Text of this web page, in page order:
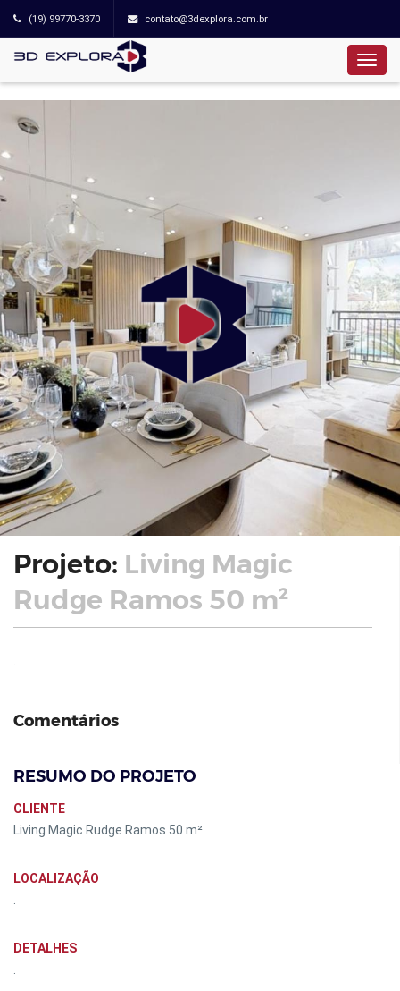
(19) 99770-3370 contato@3dexplora.com.br
Projeto: Living Magic
Rudge Ramos 50 m²
Comentários
RESUMO DO PROJETO
CLIENTE
Living Magic Rudge Ramos 50 m²
LOCALIZAÇÃO
DETALHES